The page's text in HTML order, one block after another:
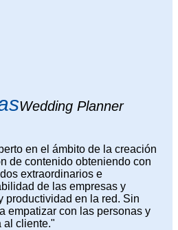
Wedding Planner
en el ámbito de la creación
de contenido obteniendo con
extraordinarios e
de las empresas y
productividad en la red. Sin
empatizar con las personas y
al cliente."